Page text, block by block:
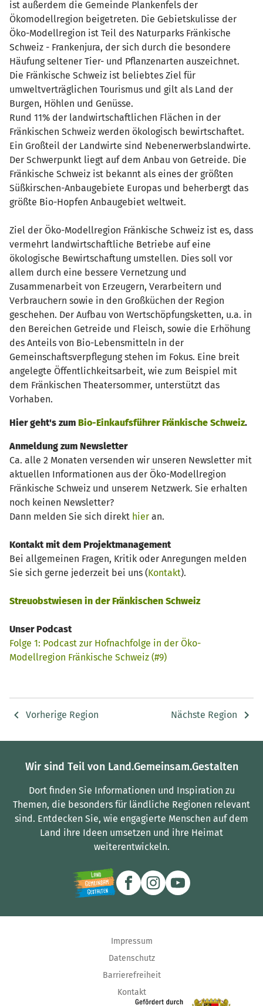
ist außerdem die Gemeinde Plankenfels der
Ökomodellregion beigetreten. Die Gebietskulisse der
Öko-Modellregion ist Teil des Naturparks Fränkische
Schweiz - Frankenjura, der sich durch die besondere
Häufung seltener Tier- und Pflanzenarten auszeichnet.
Die Fränkische Schweiz ist beliebtes Ziel für
umweltverträglichen Tourismus und gilt als Land der
Burgen, Höhlen und Genüsse.
Rund 11% der landwirtschaftlichen Flächen in der
Fränkischen Schweiz werden ökologisch bewirtschaftet.
Ein Großteil der Landwirte sind Nebenerwerbslandwirte.
Der Schwerpunkt liegt auf dem Anbau von Getreide. Die
Fränkische Schweiz ist bekannt als eines der größten
Süßkirschen-Anbaugebiete Europas und beherbergt das
größte Bio-Hopfen Anbaugebiet weltweit.
Ziel der Öko-Modellregion Fränkische Schweiz ist es, dass
vermehrt landwirtschaftliche Betriebe auf eine
ökologische Bewirtschaftung umstellen. Dies soll vor
allem durch eine bessere Vernetzung und
Zusammenarbeit von Erzeugern, Verarbeitern und
Verbrauchern sowie in den Großküchen der Region
geschehen. Der Aufbau von Wertschöpfungsketten, u.a. in
den Bereichen Getreide und Fleisch, sowie die Erhöhung
des Anteils von Bio-Lebensmitteln in der
Gemeinschaftsverpflegung stehen im Fokus. Eine breit
angelegte Öffentlichkeitsarbeit, wie zum Beispiel mit
dem Fränkischen Theatersommer, unterstützt das
Vorhaben.
Hier geht's zum Bio-Einkaufsführer Fränkische Schweiz.
Anmeldung zum Newsletter
Ca. alle 2 Monaten versenden wir unseren Newsletter mit
aktuellen Informationen aus der Öko-Modellregion
Fränkische Schweiz und unserem Netzwerk. Sie erhalten
noch keinen Newsletter?
Dann melden Sie sich direkt hier an.
Kontakt mit dem Projektmanagement
Bei allgemeinen Fragen, Kritik oder Anregungen melden
Sie sich gerne jederzeit bei uns (Kontakt).
Streuobstwiesen in der Fränkischen Schweiz
Unser Podcast
Folge 1: Podcast zur Hofnachfolge in der Öko-
Modellregion Fränkische Schweiz (#9)
Vorherige Region Nächste Region
Wir sind Teil von Land.Gemeinsam.Gestalten
Dort finden Sie Informationen und Inspiration zu
Themen, die besonders für ländliche Regionen relevant
sind. Entdecken Sie, wie engagierte Menschen auf dem
Land ihre Ideen umsetzen und ihre Heimat
weiterentwickeln.
Impressum
Datenschutz
Barrierefreiheit
Kontakt